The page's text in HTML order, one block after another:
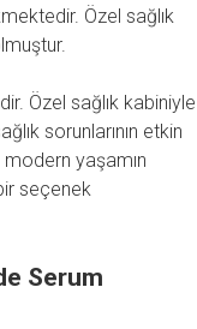
Özel sağlık
Özel sağlık kabiniyle
sorunlarının etkin
yaşamın
seçenek
Serum